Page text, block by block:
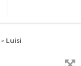
> Luisi